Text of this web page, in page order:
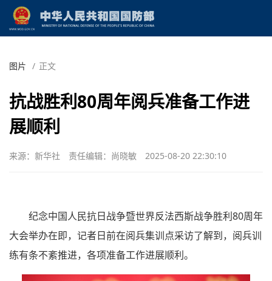
图片 / 正文
抗战胜利80周年阅兵准备工作进
展顺利
来源：新华社 责任编辑：尚晓敏 2025-08-20 22:30:10
纪念中国人民抗日战争暨世界反法西斯战争胜利80周年
大会举办在即，记者日前在阅兵集训点采访了解到，阅兵训
练有条不紊推进，各项准备工作进展顺利。